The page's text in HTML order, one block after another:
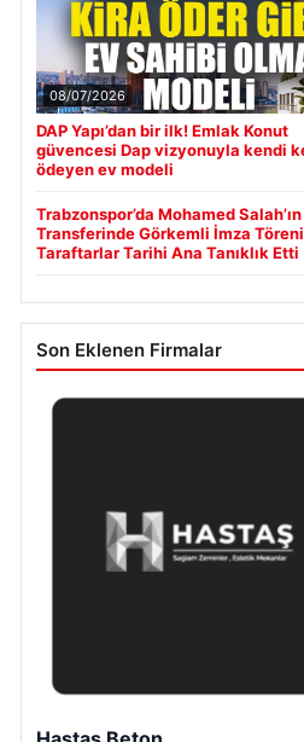
08/07/2026
DAP Yapı’dan bir ilk! Emlak Konut
güvencesi Dap vizyonuyla kendi
ödeyen ev modeli
Trabzonspor’da Mohamed Salah’ın
Transferinde Görkemli İmza
Taraftarlar Tarihi Ana Tanıklık Etti
Son Eklenen Firmalar